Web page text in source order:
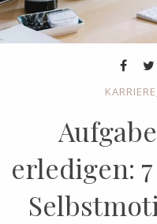
KARRIERE
erledigen: